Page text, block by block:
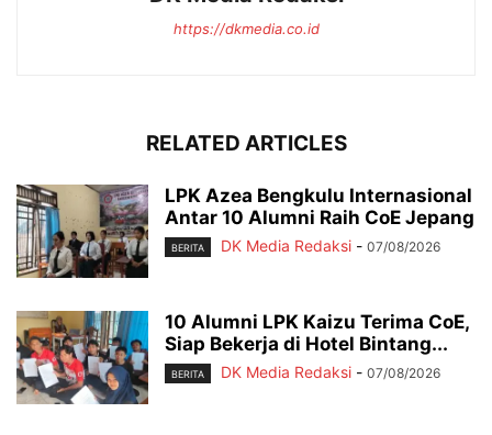
https://dkmedia.co.id
RELATED ARTICLES
LPK Azea Bengkulu Internasional
Antar 10 Alumni Raih CoE Jepang
BERITA DK Media Redaksi - 07/08/2026
10 Alumni LPK Kaizu Terima CoE,
Siap Bekerja di Hotel Bintang...
BERITA DK Media Redaksi - 07/08/2026